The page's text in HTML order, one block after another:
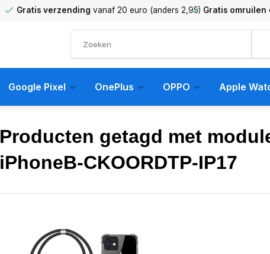
Gratis verzending vanaf 20 euro (anders 2,95) Gratis omruilen
Google Pixel OnePlus OPPO Apple
Producten getagd met
iPhoneB-CKOORDTP-IP17